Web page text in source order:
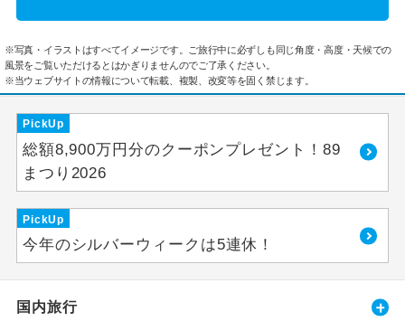
※写真・イラストはすべてイメージです。ご旅行中に必ずしも同じ角度・高度・天候での
風景をご覧いただけるとはかぎりませんのでご了承ください。
※当ウェブサイトの情報について転載、複製、改変等を固く禁じます。
PickUp
総額8,900万円分のクーポンプレゼント！89
まつり2026
PickUp
今年のシルバーウィークは5連休！
国内旅行